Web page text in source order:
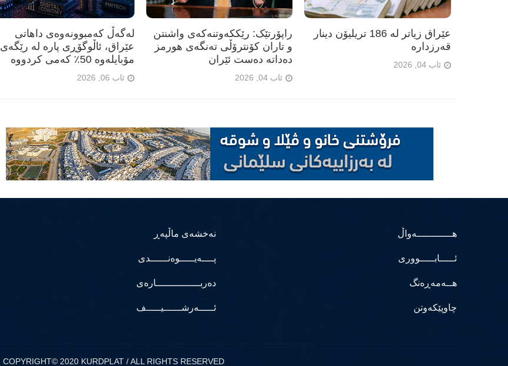
لەگەڵ کەمبوونەوەی داهاتی
عێراق، ئاڵوگۆڕی پارە لە رێگەی
مۆبایلەوە 50٪ کەمی کردووە
ئاب 06, 2026
راپۆرتێک: رێککەوتنەکەی واشنتن
و تاران کۆنترۆڵی تەنگەی هورمز
دەداتە دەست ئێران
ئاب 04, 2026
عێراق زیاتر لە 186 تریلیۆن دینار
قەرزدارە
ئاب 04, 2026
هــــــــــــەواڵ
ئـــــابـــــووری
هــەمەڕەنگ
چاوپێکەوتن
نەخشەی ماڵپەڕ
پــــەیـــــوەنــــــدی
دەربـــــــــــــــارەی
ئـــــەرشــــــیـــــف
COPYRIGHT© 2020 KURDPLAT / ALL RIGHTS RESERVED